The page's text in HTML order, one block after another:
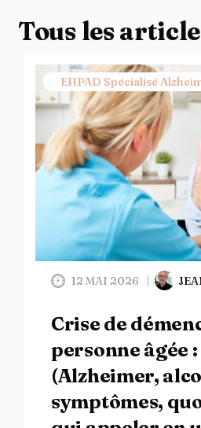
Tous les
EHPAD Spécialisé
12 MAI 2026
Crise de
personne âgée
(Alzheimer,
symptômes,